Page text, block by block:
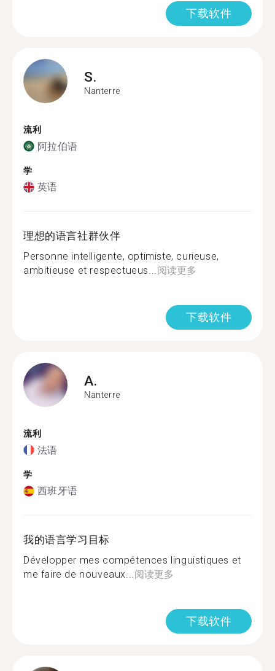
下载软件
S.
Nanterre
流利
阿拉伯语
学
英语
理想的语言社群伙伴
Personne intelligente, optimiste, curieuse,
ambitieuse et respectueus...阅读更多
下载软件
A.
Nanterre
流利
法语
学
西班牙语
我的语言学习目标
Développer mes compétences linguistiques et
me faire de nouveaux...阅读更多
下载软件